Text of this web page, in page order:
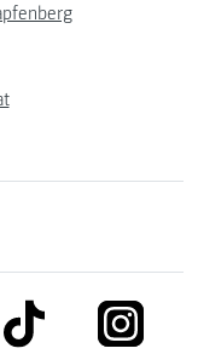
link to tiktok